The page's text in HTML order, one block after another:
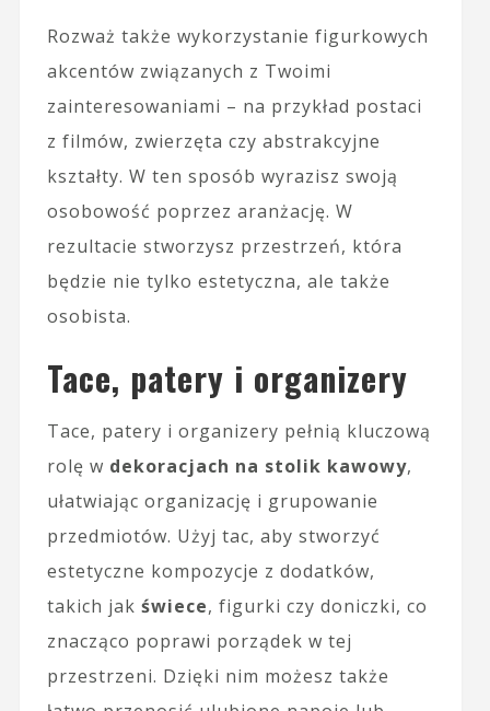
Rozważ także wykorzystanie figurkowych
akcentów związanych z Twoimi
zainteresowaniami – na przykład postaci
z filmów, zwierzęta czy abstrakcyjne
kształty. W ten sposób wyrazisz swoją
osobowość poprzez aranżację. W
rezultacie stworzysz przestrzeń, która
będzie nie tylko estetyczna, ale także
osobista.
Tace, patery i organizery
Tace, patery i organizery pełnią kluczową
rolę w dekoracjach na stolik kawowy,
ułatwiając organizację i grupowanie
przedmiotów. Użyj tac, aby stworzyć
estetyczne kompozycje z dodatków,
takich jak świece, figurki czy doniczki, co
znacząco poprawi porządek w tej
przestrzeni. Dzięki nim możesz także